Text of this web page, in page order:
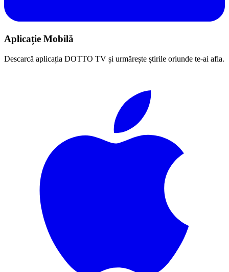
Aplicație Mobilă
Descarcă aplicația DOTTO TV și urmărește știrile oriunde te-ai afla.